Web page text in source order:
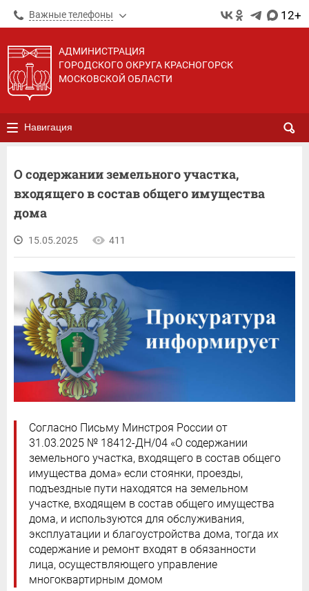
Важные телефоны 12+
АДМИНИСТРАЦИЯ
ГОРОДСКОГО ОКРУГА КРАСНОГОРСК
МОСКОВСКОЙ ОБЛАСТИ
Навигация
О содержании земельного участка,
входящего в состав общего имущества
дома
15.05.2025 411
Согласно Письму Минстроя России от
31.03.2025 № 18412-ДН/04 «О содержании
земельного участка, входящего в состав общего
имущества дома» если стоянки, проезды,
подъездные пути находятся на земельном
участке, входящем в состав общего имущества
дома, и используются для обслуживания,
эксплуатации и благоустройства дома, тогда их
содержание и ремонт входят в обязанности
лица, осуществляющего управление
многоквартирным домом